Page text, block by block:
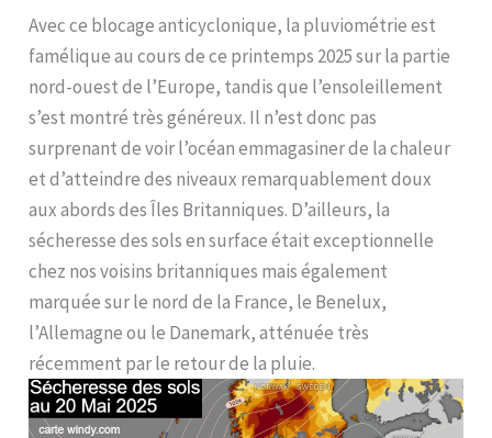
Avec ce blocage anticyclonique, la pluviométrie est
famélique au cours de ce printemps 2025 sur la partie
nord-ouest de l’Europe, tandis que l’ensoleillement
s’est montré très généreux. Il n’est donc pas
surprenant de voir l’océan emmagasiner de la chaleur
et d’atteindre des niveaux remarquablement doux
aux abords des Îles Britanniques. D’ailleurs, la
sécheresse des sols en surface était exceptionnelle
chez nos voisins britanniques mais également
marquée sur le nord de la France, le Benelux,
l’Allemagne ou le Danemark, atténuée très
récemment par le retour de la pluie.